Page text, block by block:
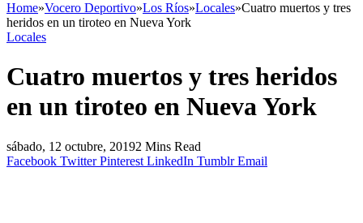
Home»Vocero Deportivo»Los Ríos»Locales»Cuatro muertos y tres
heridos en un tiroteo en Nueva York
Locales
Cuatro muertos y tres heridos
en un tiroteo en Nueva York
sábado, 12 octubre, 20192 Mins Read
Facebook Twitter Pinterest LinkedIn Tumblr Email